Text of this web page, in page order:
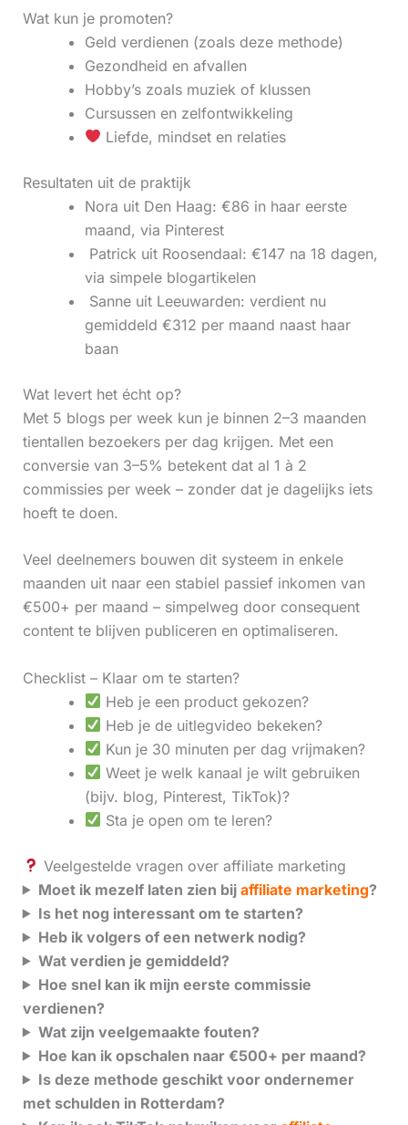
Wat kun je promoten?
Geld verdienen (zoals deze methode)
Gezondheid en afvallen
Hobby’s zoals muziek of klussen
Cursussen en zelfontwikkeling
Liefde, mindset en relaties
Resultaten uit de praktijk
Nora uit Den Haag: €86 in haar eerste
maand, via Pinterest
‍ Patrick uit Roosendaal: €147 na 18 dagen,
via simpele blogartikelen
‍ Sanne uit Leeuwarden: verdient nu
gemiddeld €312 per maand naast haar
baan
Wat levert het écht op?
Met 5 blogs per week kun je binnen 2–3 maanden
tientallen bezoekers per dag krijgen. Met een
conversie van 3–5% betekent dat al 1 à 2
commissies per week – zonder dat je dagelijks iets
hoeft te doen.
Veel deelnemers bouwen dit systeem in enkele
maanden uit naar een stabiel passief inkomen van
€500+ per maand – simpelweg door consequent
content te blijven publiceren en optimaliseren.
Checklist – Klaar om te starten?
Heb je een product gekozen?
Heb je de uitlegvideo bekeken?
Kun je 30 minuten per dag vrijmaken?
Weet je welk kanaal je wilt gebruiken
(bijv. blog, Pinterest, TikTok)?
Sta je open om te leren?
Veelgestelde vragen over affiliate marketing
Moet ik mezelf laten zien bij affiliate marketing?
Is het nog interessant om te starten?
Heb ik volgers of een netwerk nodig?
Wat verdien je gemiddeld?
Hoe snel kan ik mijn eerste commissie
verdienen?
Wat zijn veelgemaakte fouten?
Hoe kan ik opschalen naar €500+ per maand?
Is deze methode geschikt voor ondernemer
met schulden in Rotterdam?